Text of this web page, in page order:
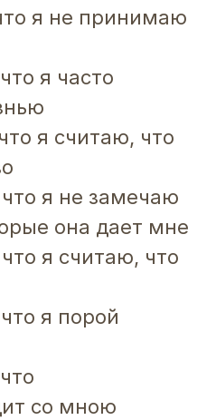
я не принимаю
я часто
я считаю, что
я не замечаю
она дает мне
я считаю, что
я порой
со мною